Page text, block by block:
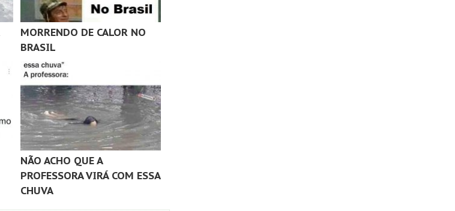
MORRENDO DE CALOR NO
BRASIL
NÃO ACHO QUE A
PROFESSORA VIRÁ COM ESSA
CHUVA